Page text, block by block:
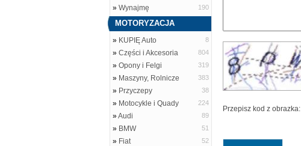
» Wynajmę 190
MOTORYZACJA
» KUPIĘ Auto 8
» Części i Akcesoria 804
» Opony i Felgi 319
» Maszyny, Rolnicze 383
» Przyczepy 38
» Motocykle i Quady 224
»Audi 89
» BMW 51
» Fiat 52
Przepisz kod z obrazka: